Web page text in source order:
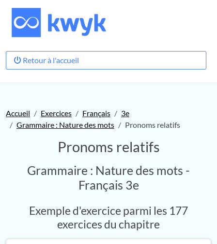
Retour à l'accueil
Accueil Exercices Français
3e
Grammaire : Nature des mots
Pronoms relatifs
Pronoms relatifs
Grammaire : Nature des mots -
Français 3e
Exemple d'exercice parmi les 177
exercices du chapitre